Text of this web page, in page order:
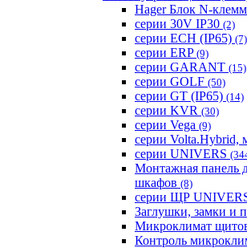
Hager Блок N-клемм
серии 30V IP30 (2)
серии ECH (IP65) (7)
серии ERP (9)
серии GARANT (15)
серии GOLF (50)
серии GT (IP65) (14)
серии KVR (30)
серии Vega (9)
серии Volta.Hybrid,
серии UNIVERS
Монтажная панель
шкафов (8)
серии ЩР
Заглушки, замки и
Микроклимат
Контроль